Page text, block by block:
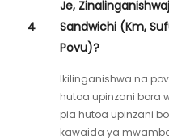
4
Je,
Sandwichi (km,
Povu)?
Ikilinganishwa na
hutoa upinzani bora
pia hutoa upinzani
kawaida ya